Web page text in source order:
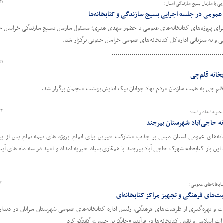
با سازمان بسیج سازندگی استان؛
عمومی در جلسه اجرایی بسیج سازندگی و کتابخانه‌ها
پروژه‌های کتابخانه‌های عمومی با حضور مهدی هنری؛ مسئول سازمان بسیج سازندگی خراسان
به میزبانی اداره‌کل کتابخانه‌های عمومی خراسان جنوبی برگزار شد.
قلم‌چی
قلم چی به همت سازمان مردم نهاد جوانان نیک اندیش بهشت منجمان برگزار شد.
بار کتابخانه شهرک حاجی آباد بیرجند با همکاری بنیاد خیریه امداد و امید در سه ماه های
عمومی؛
فرهنگی و تجهیز مراکز کتابخانه‌ای
از ظرفیت‌های فرهنگی، رئیس اداره کتابخانه‌های عمومی شهرستان سرایان در
آکادمی ترویج خواندن با حضور
کتابخانه‌های عمومی کشور
تخصصی ویژه اعضای نوجوان به کار
داد